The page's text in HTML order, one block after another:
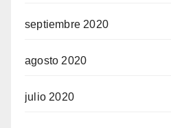
septiembre 2020
agosto 2020
julio 2020